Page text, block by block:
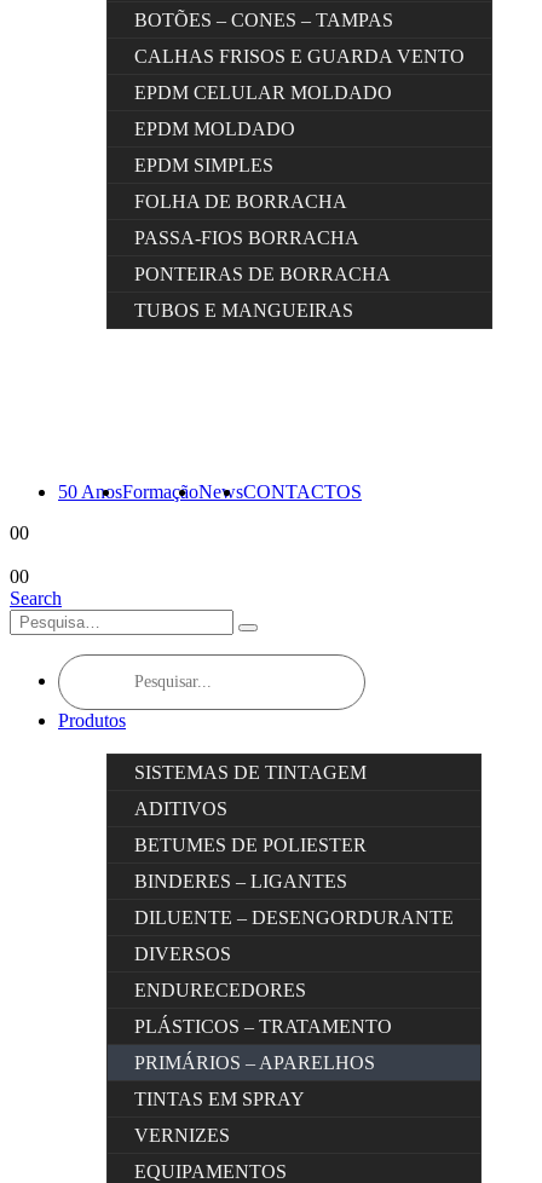
BOTÕES – CONES – TAMPAS
CALHAS FRISOS E GUARDA VENTO
EPDM CELULAR MOLDADO
EPDM MOLDADO
EPDM SIMPLES
FOLHA DE BORRACHA
PASSA-FIOS BORRACHA
PONTEIRAS DE BORRACHA
TUBOS E MANGUEIRAS
50 AnosFormaçãoNewsCONTACTOS
00
00
Search
Products
search
Produtos
SISTEMAS DE TINTAGEM
ADITIVOS
BETUMES DE POLIESTER
BINDERES – LIGANTES
DILUENTE – DESENGORDURANTE
DIVERSOS
ENDURECEDORES
PLÁSTICOS – TRATAMENTO
PRIMÁRIOS – APARELHOS
TINTAS EM SPRAY
VERNIZES
EQUIPAMENTOS